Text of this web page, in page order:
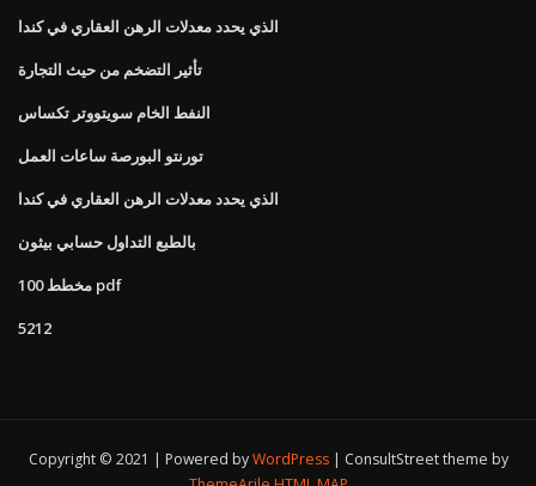
الذي يحدد معدلات الرهن العقاري في كندا
تأثير التضخم من حيث التجارة
النفط الخام سويتووتر تكساس
تورنتو البورصة ساعات العمل
الذي يحدد معدلات الرهن العقاري في كندا
بالطبع التداول حسابي بيثون
100 مخطط pdf
5212
Copyright © 2021 | Powered byWordPress
ConsultStreet theme by